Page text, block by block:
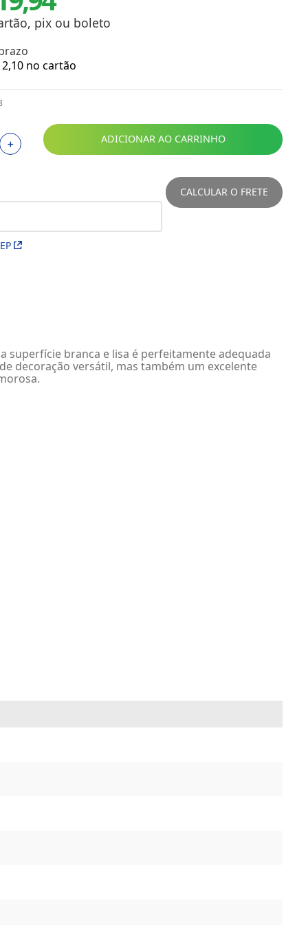
Toalhas
Troféus
Papéis para Sublimação
OBM
Tinta Sublimática
Prensas
pix ou boleto
2,10 no cartão
＋ ADICIONAR AO CARRINHO
CALCULAR O FRETE
superfície branca e lisa é perfeitamente adequada
decoração versátil, mas também um excelente